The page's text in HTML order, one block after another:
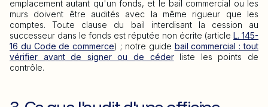
emplacement autant qu'un fonds, et le bail commercial ou les
murs doivent être audités avec la même rigueur que les
comptes. Toute clause du bail interdisant la cession au
successeur dans le fonds est réputée non écrite (article L. 145-
16 du Code de commerce) ; notre guide bail commercial : tout
vérifier avant de signer ou de céderliste les points de
contrôle.